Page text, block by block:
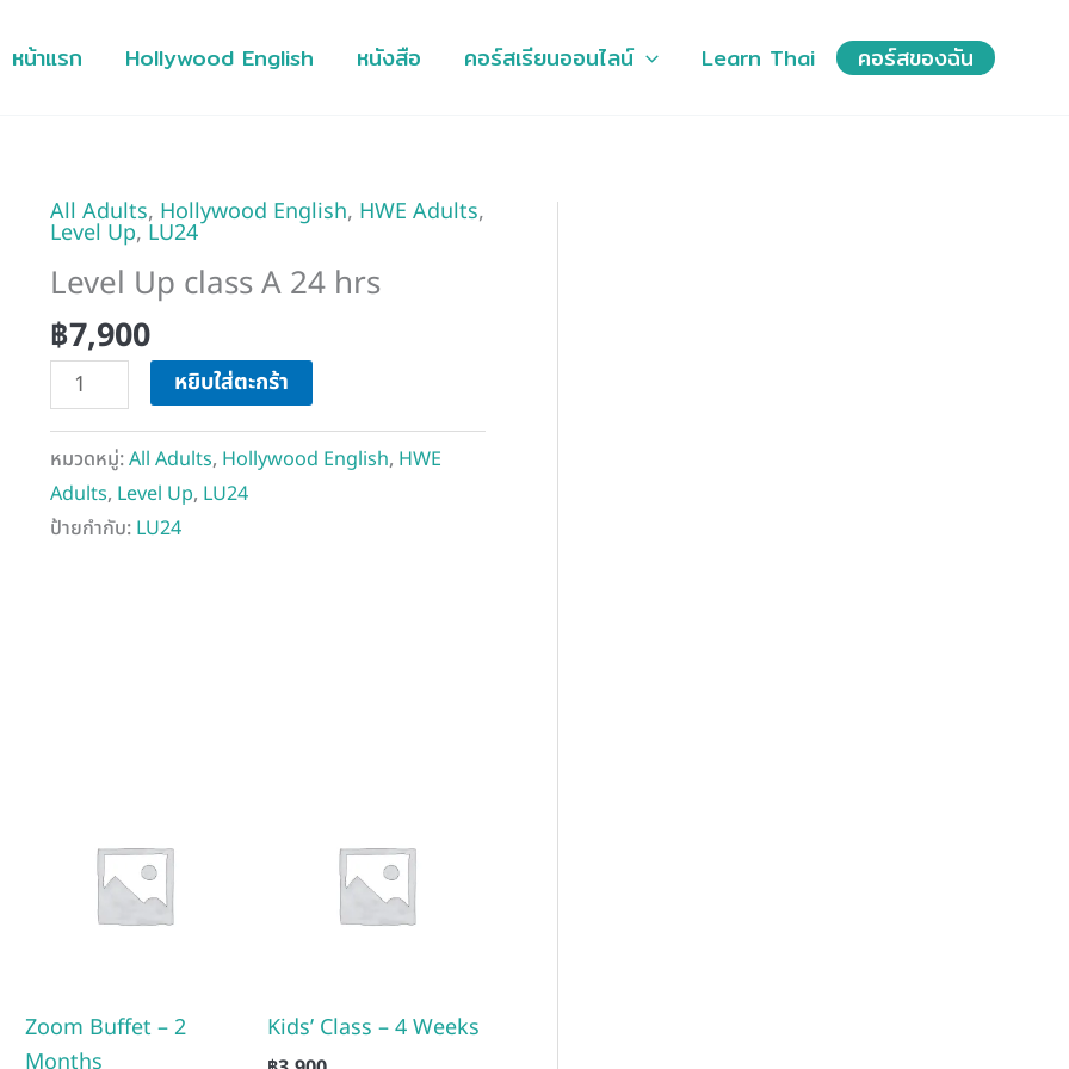
หน้าแรก Hollywood English หนังสือ คอร์สเรียนออนไลน์ Learn Thai คอร์สของฉัน
All Adults, Hollywood English, HWE Adults,
Level Up, LU24
Level Up class A 24 hrs
฿7,900
จำนวน
Up
class
A
hrs
ชิ้น
หยิบใส่ตะกร้า
หมวดหมู่:All Adults, Hollywood English, HWE
Adults, Level Up, LU24
ป้ายกำกับ: LU24
Zoom Buffet – 2
Kids’ Class – 4 Weeks